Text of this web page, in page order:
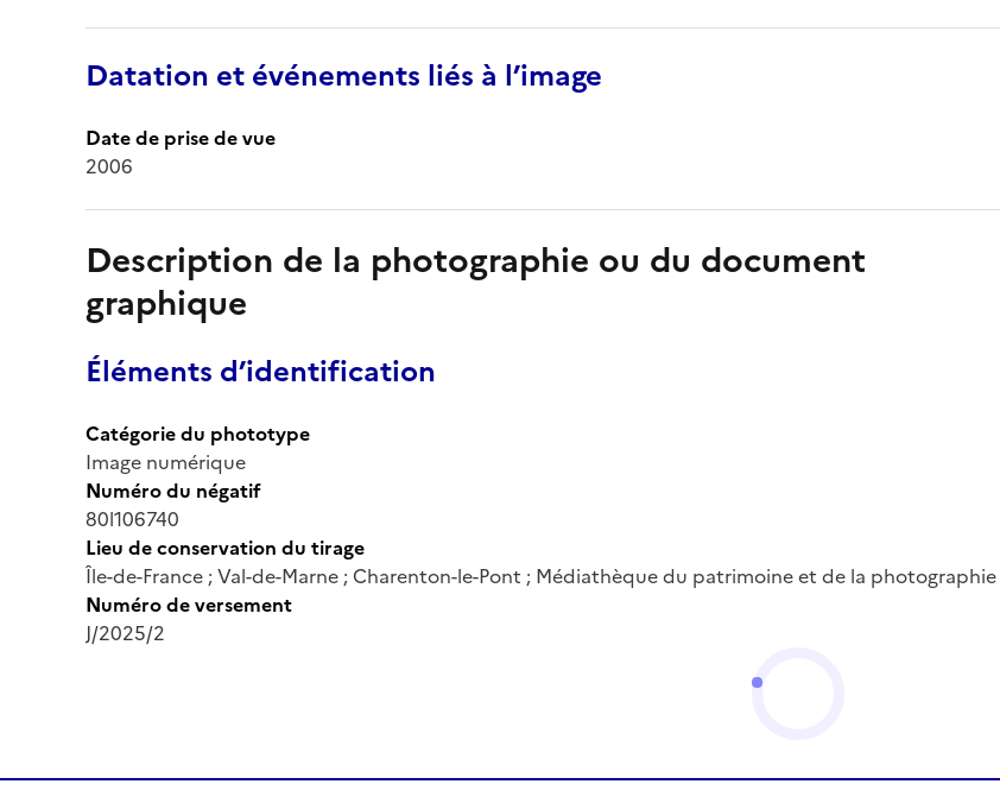
Datation et événements liés à l’image
Date de prise de vue
2006
Description de la photographie ou du document
graphique
Éléments d’identification
Catégorie du phototype
Image numérique
Numéro du négatif
80l106740
Lieu de conservation du tirage
Île-de-France ; Val-de-Marne ; Charenton-le-Pont ; Médiathèque du patrimoine et de la photographie
Numéro de versement
J/2025/2